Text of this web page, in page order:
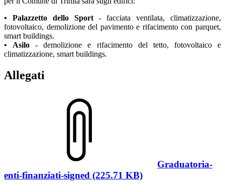
• Palazzetto dello Sport- facciata ventilata, climatizzazione,
fotovoltaico, demolizione del pavimento e rifacimento con parquet,
smart buildings.
• Asilo - demolizione e rifacimento del tetto, fotovoltaico e
climatizzazione, smart buildings.
Allegati
Graduatoria-
enti-finanziati-signed (225.71 KB)